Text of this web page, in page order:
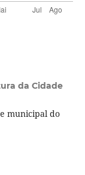
da Cidade
municipal do